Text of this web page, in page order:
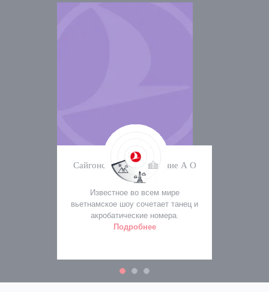
Сайгонское представление А О
Шоу
Известное во всем мире
вьетнамское шоу сочетает танец и
акробатические номера.
Подробнее